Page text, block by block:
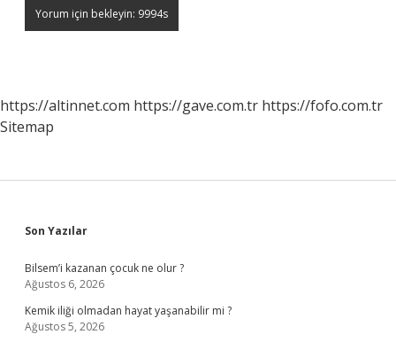
https://altinnet.com https://gave.com.tr https://fofo.com.tr
Sitemap
Sidebar
Son Yazılar
Bilsem’i kazanan çocuk ne olur ?
Ağustos 6, 2026
Kemik iliği olmadan hayat yaşanabilir mi ?
Ağustos 5, 2026